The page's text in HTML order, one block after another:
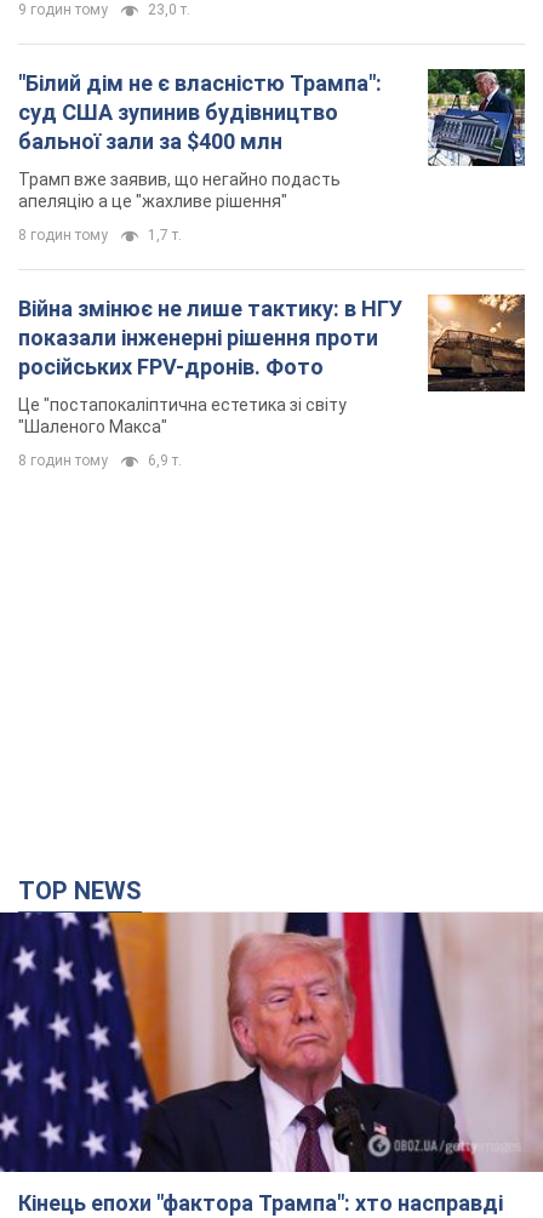
9 годин тому 23,0 т.
"Білий дім не є власністю Трампа":
суд США зупинив будівництво
бальної зали за $400 млн
Трамп вже заявив, що негайно подасть
апеляцію а це "жахливе рішення"
8 годин тому 1,7 т.
Війна змінює не лише тактику: в НГУ
показали інженерні рішення проти
російських FPV-дронів. Фото
Це "постапокаліптична естетика зі світу
"Шаленого Макса"
8 годин тому 6,9 т.
TOP NEWS
Кінець епохи "фактора Трампа": хто насправді